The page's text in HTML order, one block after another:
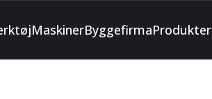
MaskinerByggefirmaProdukter